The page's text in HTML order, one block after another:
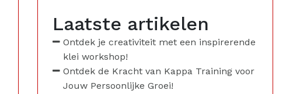
Laatste artikelen
Ontdek je creativiteit met een inspirerende
klei workshop!
Ontdek de Kracht van Kappa Training voor
Jouw Persoonlijke Groei!